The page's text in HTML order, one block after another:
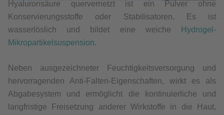
Hyaluronsäure quervernetzt ist ein Pulver ohne
Konservierungsstoffe oder Stabilisatoren. Es ist
wasserlöslich und bildet eine weiche
Hydrogel-
Mikropartikelsuspension.
Neben ausgezeichneter Feuchtigkeitsversorgung und
hervorragenden Anti-Falten-Eigenschaften, wirkt es als
Abgabesystem und ermöglicht die kontinuierliche und
langfristige Freisetzung anderer Wirkstoffe in die Haut,